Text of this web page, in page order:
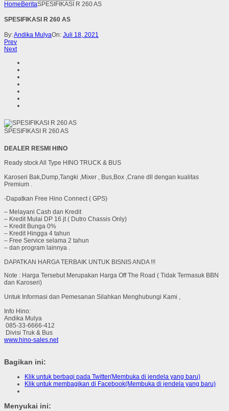
Home BeritaSPESIFIKASI R 260 AS
SPESIFIKASI R 260 AS
By:Andika MulyaOn: Juli 18, 2021
Prev
Next
SPESIFIKASI R 260 AS
DEALER RESMI HINO
Ready stock All Type HINO TRUCK & BUS
Karoseri Bak,Dump,Tangki ,Mixer , Bus,Box ,Crane dll dengan kualitas
Premium .
-Dapatkan Free Hino Connect ( GPS)
– Melayani Cash dan Kredit
– Kredit Mulai DP 16 jt ( Dutro Chassis Only)
– Kredit Bunga 0%
– Kredit Hingga 4 tahun
– Free Service selama 2 tahun
– dan program lainnya .
DAPATKAN HARGA TERBAIK UNTUK BISNIS ANDA !!!
Note : Harga Tersebut Merupakan Harga Off The Road ( Tidak Termasuk BBN
dan Karoseri)
Untuk Informasi dan Pemesanan Silahkan Menghubungi Kami ,
Info Hino:
Andika Mulya
085-33-6666-412
Divisi Truk & Bus
www.hino-sales.net
Bagikan ini:
Klik untuk berbagi pada Twitter(Membuka di jendela yang baru)
Klik untuk membagikan di Facebook(Membuka di jendela yang baru)
Menyukai ini: